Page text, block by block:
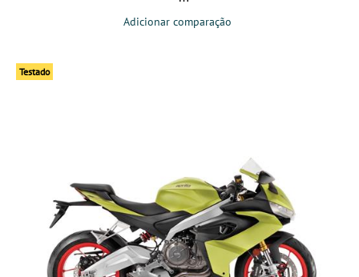
Adicionar comparação
Testado